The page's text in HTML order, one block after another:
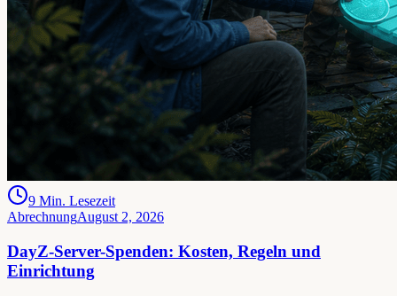
9 Min. Lesezeit
AbrechnungAugust 2, 2026
DayZ-Server-Spenden: Kosten, Regeln und
Einrichtung